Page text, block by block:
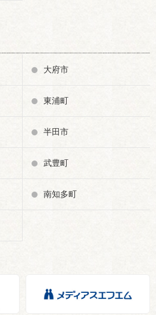
大府市
東浦町
半田市
武豊町
南知多町